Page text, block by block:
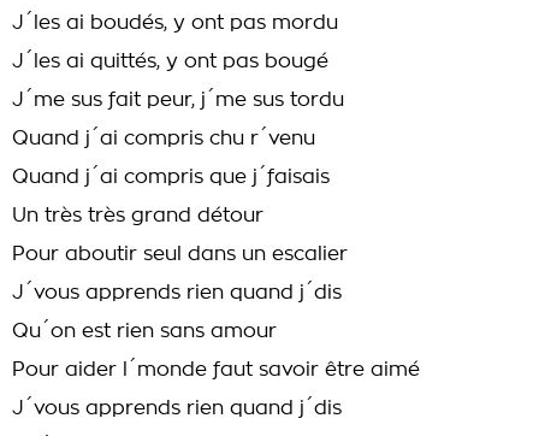
J´les ai boudés, y ont pas mordu
J´les ai quittés, y ont pas bougé
J´me sus fait peur, j´me sus tordu
Quand j´ai compris chu r´venu
Quand j´ai compris que j´faisais
Un très très grand détour
Pour aboutir seul dans un escalier
J´vous apprends rien quand j´dis
Qu´on est rien sans amour
Pour aider l´monde faut savoir être aimé
J´vous apprends rien quand j´dis